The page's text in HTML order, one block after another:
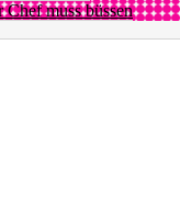
muss büssen